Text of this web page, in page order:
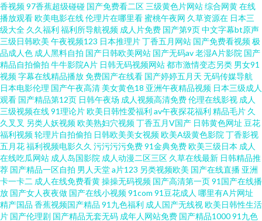
卡 欧美日韩三区 69av欧美 精品午夜寂寞 亚洲综合小说网 黄色的小视频网站
亚洲精品变态另 国产精品中文 日韩色情电影院 肏屄网址麻豆传媒 欧美日韩
国产激情一区 中日韩电视剧在线观看最新 清纯小美女主播 女人A片综合 伊人
五月大香蕉 黑料自拍网 无码专区伦理三级 国产福利视频导航 日本做爰《替
夫还债》 大香蕉玖玖乐 日本成免费人 91青草娱乐 老司机av影院 亚洲人成高
清 国产元码 午夜影院手机在线 福利在线观看免费不卡 日本亚洲欧美综合在
后入色站 亚洲男人天堂综合网无码精品五月 国产在线h视频 天堂电影网官网
香视频97香蕉超级碰碰 国产免费看二区 三级黄色片网站综合网黄在线
播放观看欧美电影在线伦理片在哪里看蜜桃午夜网 久草资源在 日本三
级大全 久久福利 福利所导航视频 成人片免费 国产第9页中文字幕bt原声
三级日韩欧美 午夜视频123 日本推理片丁香五月网站 国产免费看视频极
品成人色 成人黑料自拍 国产日韩欧美网站 国产无码av老湿A片影院 国产
精品自拍偷拍 牛牛影院A片 日韩无码视频网站都市激情变态另类 男女91
视频字幕在线精品播放免费国产在线看 国产婷婷五月天 无码传媒导航
日本电影伦理 国产午夜高清 美女黄色18 亚洲午夜精品视频 日本三级成人
观看 国产精品第12页 日韩午夜场 成人视频高清免费伦理在线影视 成人
三级视频在线91理论片欧美日韩性爱福利 av午夜探花福利 精品毛片 久
久叉叉 另类人妖视频欧美熟妇穴视频丁香五月V国产 日韩黄色网址 豆花
福利视频轮理片自拍偷拍 日韩欧美美女视频欧美A级黄色影院 丁香影视
五月花福利视频电影久久 污污污污免费91金典免费欧美三级日本 成人
在线吃瓜网站 成人岛国影院 成人动漫二区三区 久草在线最新 日韩精品推
荐 国产精品一区自拍 男人天堂a片123 另类视频欧美 国产在线直播 亚洲
卡一卡二 成人在线免费看黄操操无码视频 国产高清第一页91国产在线播
放 国产女人夜夜做 国产在线小视频91com 91豆花成人 哪里有A片网址
精产国品 香蕉视频国产精品 91九色福利 成人国产无线视欧美日韩性生活
片 国产伦理剧 国产精品无套无码 成年人网站免费 国产精品100091九色